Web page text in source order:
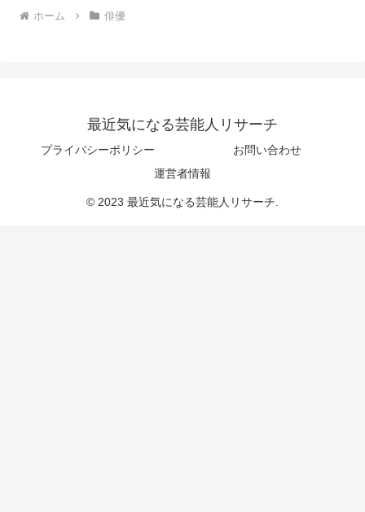
ホーム 俳優
最近気になる芸能人リサーチ
プライバシーポリシー
お問い合わせ
運営者情報
© 2023 最近気になる芸能人リサーチ.